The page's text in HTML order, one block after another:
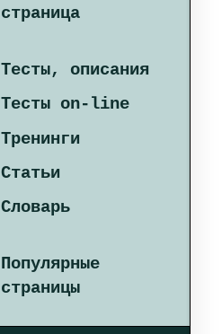
страница
Тесты, описания
Тесты on-line
Тренинги
Статьи
Словарь
Популярные
страницы